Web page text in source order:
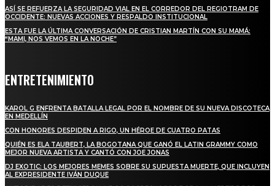
ASÍ SE REFUERZA LA SEGURIDAD VIAL EN EL CORREDOR DEL REGIOTRAM DE
OCCIDENTE: NUEVAS ACCIONES Y RESPALDO INSTITUCIONAL
ESTA FUE LA ÚLTIMA CONVERSACIÓN DE CRISTIAN MARTÍN CON SU MAMÁ:
“MAMI, NOS VEMOS EN LA NOCHE”
ENTRETENIMIENTO
KAROL G ENFRENTA BATALLA LEGAL POR EL NOMBRE DE SU NUEVA DISCOTECA
EN MEDELLÍN
CON HONORES DESPIDEN A RIGO, UN HÉROE DE CUATRO PATAS
QUIÉN ES ELA TAUBERT, LA BOGOTANA QUE GANÓ EL LATIN GRAMMY COMO
MEJOR NUEVA ARTISTA Y CANTÓ CON JOE JONAS
DJ EXOTIC: LOS MEJORES MEMES SOBRE SU SUPUESTA MUERTE, QUE INCLUYEN
AL EXPRESIDENTE IVÁN DUQUE